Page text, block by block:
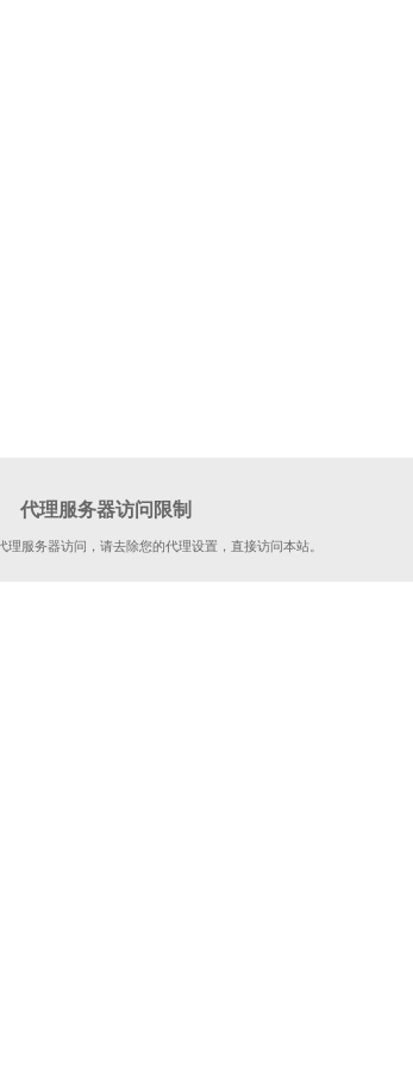
代理服务器访问限制
理服务器访问，请去除您的代理设置，直接访问本站。